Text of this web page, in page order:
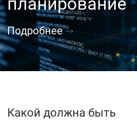
Подробнее
Какой должна быть